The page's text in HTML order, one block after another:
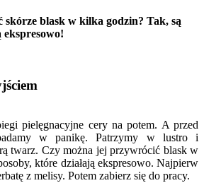
blask w kilka godzin? Tak, są
ekspresowo!
pielęgnacyjne cery na potem. A przed
w panikę. Patrzymy w lustro i
twarz. Czy można jej przywrócić blask w
które działają ekspresowo. Najpierw
z melisy. Potem zabierz się do pracy.